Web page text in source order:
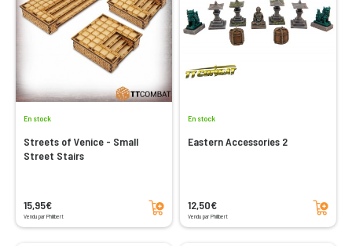
En stock
Streets of Venice - Small
Street Stairs
15,95€
Vendu par Philibert
Ajouter au panier
En stock
Eastern Accessories 2
12,50€
Vendu par Philibert
Ajouter au panier